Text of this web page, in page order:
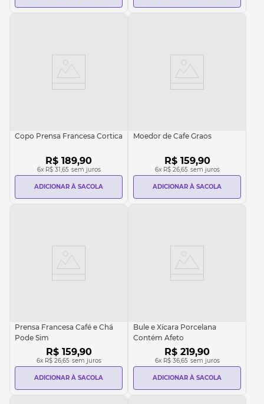
Copo Prensa Francesa Cortica
R$ 189,90
6x R$ 31,65 sem juros
ADICIONAR À SACOLA
Moedor de Cafe Graos
R$ 159,90
6x R$ 26,65 sem juros
ADICIONAR À SACOLA
Prensa Francesa Café e Chá
Pode Sim
R$ 159,90
6x R$ 26,65 sem juros
ADICIONAR À SACOLA
Bule e Xícara Porcelana
Contém Afeto
R$ 219,90
6x R$ 36,65 sem juros
ADICIONAR À SACOLA